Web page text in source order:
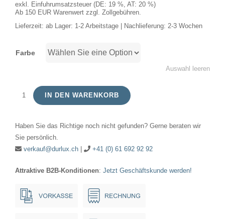
exkl. Einfuhrumsatzsteuer (DE: 19 %, AT: 20 %)
Ab 150 EUR Warenwert zzgl. Zollgebühren.
Lieferzeit: ab Lager: 1-2 Arbeitstage | Nachlieferung: 2-3 Wochen
Farbe
Auswahl leeren
LED
Fila
Candle
230V
2.5W
IN DEN WARENKORB
Haben Sie das Richtige noch nicht gefunden? Gerne beraten wir
Sie persönlich.
verkauf@durlux.ch| +41 (0) 61 692 92 92
Attraktive B2B-Konditionen: Jetzt Geschäftskunde werden!